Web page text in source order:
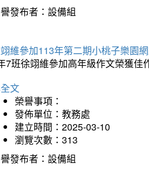
發布者：設備組
維參加113年第二期小桃子樂園
7班徐翊維參加高年級作文榮獲佳
文
榮譽事項：
發佈單位：教務處
建立時間：2025-03-10
瀏覽次數：313
發布者：設備組